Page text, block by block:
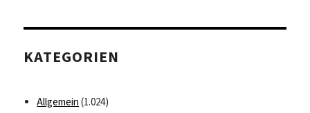
in
KATEGORIEN
Allgemein (1.024)